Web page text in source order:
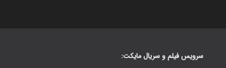
سرویس فیلم و سریال مایکت: